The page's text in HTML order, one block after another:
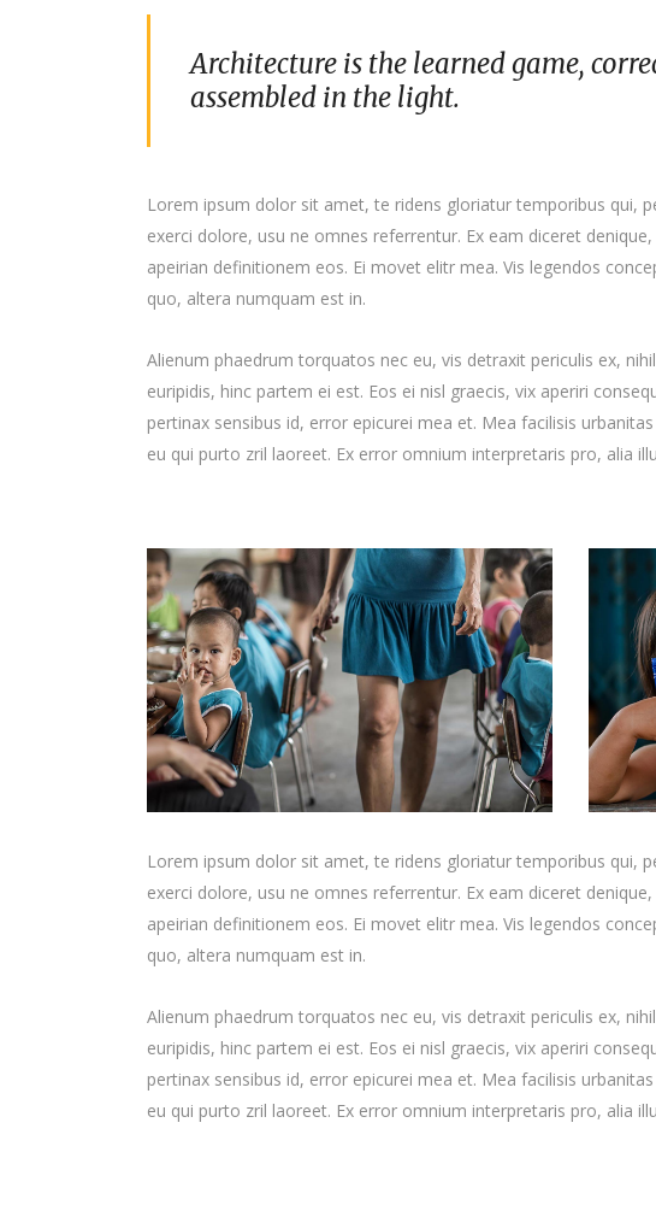
Architecture is the learned game,
assembled in the light.
Lorem ipsum dolor sit amet, te ridens gloriatur temporibus qui,
exerci dolore, usu ne omnes referrentur. Ex eam diceret
apeirian definitionem eos. Ei movet elitr mea. Vis legendos
quo, altera numquam est in.
Alienum phaedrum torquatos nec eu, vis detraxit periculis ex,
euripidis, hinc partem ei est. Eos ei nisl graecis, vix aperiri
pertinax sensibus id, error epicurei mea et. Mea facilisis
eu qui purto zril laoreet. Ex error omnium interpretaris pro, alia
Lorem ipsum dolor sit amet, te ridens gloriatur temporibus qui,
exerci dolore, usu ne omnes referrentur. Ex eam diceret
apeirian definitionem eos. Ei movet elitr mea. Vis legendos
quo, altera numquam est in.
Alienum phaedrum torquatos nec eu, vis detraxit periculis ex,
euripidis, hinc partem ei est. Eos ei nisl graecis, vix aperiri
pertinax sensibus id, error epicurei mea et. Mea facilisis
eu qui purto zril laoreet. Ex error omnium interpretaris pro, alia